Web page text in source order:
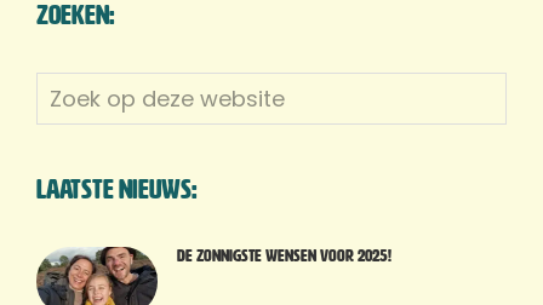
Zoeken:
Zoek
op
website
Laatste nieuws:
De zonnigste wensen voor 2025!